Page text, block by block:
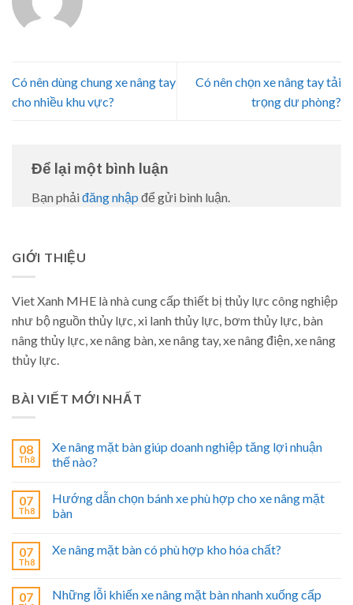
Có nên dùng chung xe nâng tay
cho nhiều khu vực?
Có nên chọn xe nâng tay tải
trọng dư phòng?
Để lại một bình luận
Bạn phải đăng nhập để gửi bình luận.
GIỚI THIỆU
Viet Xanh MHE là nhà cung cấp thiết bị thủy lực công nghiệp
như bộ nguồn thủy lực, xi lanh thủy lực, bơm thủy lực, bàn
nâng thủy lực, xe nâng bàn, xe nâng tay, xe nâng điện, xe nâng
thủy lực.
BÀI VIẾT MỚI NHẤT
08
Th8
Xe nâng mặt bàn giúp doanh nghiệp tăng lợi nhuận
thế nào?
07
Th8
Hướng dẫn chọn bánh xe phù hợp cho xe nâng mặt
bàn
07
Th8
Xe nâng mặt bàn có phù hợp kho hóa chất?
07 Những lỗi khiến xe nâng mặt bàn nhanh xuống cấp